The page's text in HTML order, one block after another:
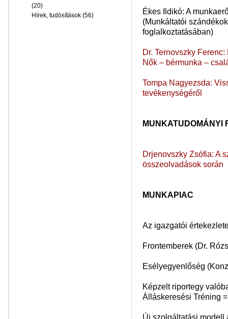
Ékes Ildikó: A
(Munkáltatói
foglalkoztatásában)
Dr. Ternovszky
Nők – bérmunka –
Tompa Nagyezsda:
tevékenységéről
MUNKATUDOMÁNYI
Drjenovszky Zsófia: A
összeolvadások során
MUNKAPIAC
Az igazgatói
Frontemberek (Dr.
Esélyegyenlőség
Képzelt riportegy
Álláskeresési Tréning
Új szolgáltatási modell
(20)
Hírek, tudósítások (56)